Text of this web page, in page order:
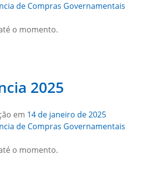
de Compras Governamentais
o momento.
2025
em 14 de janeiro de 2025
de Compras Governamentais
o momento.